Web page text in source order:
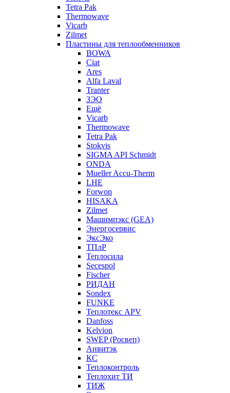
Tetra Pak
Thermowave
Vicarb
Zilmet
Пластины для теплообменников
BOWA
Ciat
Ares
Alfa Laval
Tranter
ЗЭО
Ещё
Vicarb
Thermowave
Tetra Pak
Stokvis
SIGMA API Schmidt
ONDA
Mueller Accu-Therm
LHE
Forwon
HISAKA
Zilmet
Машимпэкс (GEA)
Энергосервис
ЭксЭко
ТПлР
Теплосила
Secespol
Fischer
РИДАН
Sondex
FUNKE
Теплотекс APV
Danfoss
Kelvion
SWEP (Росвеп)
Анвитэк
КС
Теплоконтроль
Теплохит ТИ
ТИЖ